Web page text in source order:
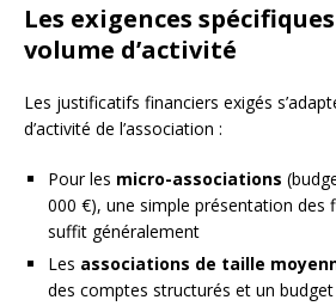
Les exigences
volume d’activité
Les justificatifs financiers exigés
d’activité de l’association :
Pour les micro-associations
000 €), une simple présentation des
suffit généralement
Les associations de taille
des comptes structurés et un